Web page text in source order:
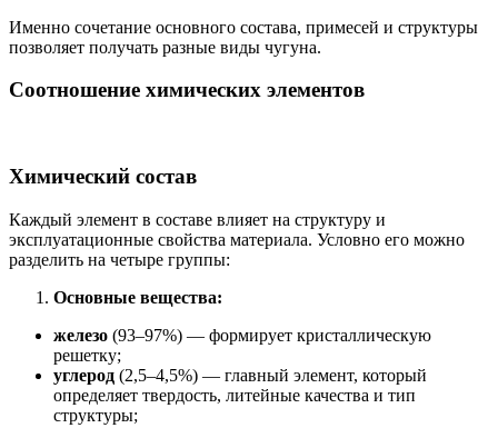
Именно сочетание основного состава, примесей и структуры
позволяет получать разные виды чугуна.
Соотношение химических элементов
Химический состав
Каждый элемент в составе влияет на структуру и
эксплуатационные свойства материала. Условно его можно
разделить на четыре группы:
Основные вещества:
железо (93–97%) — формирует кристаллическую
решетку;
углерод (2,5–4,5%) — главный элемент, который
определяет твердость, литейные качества и тип
структуры;